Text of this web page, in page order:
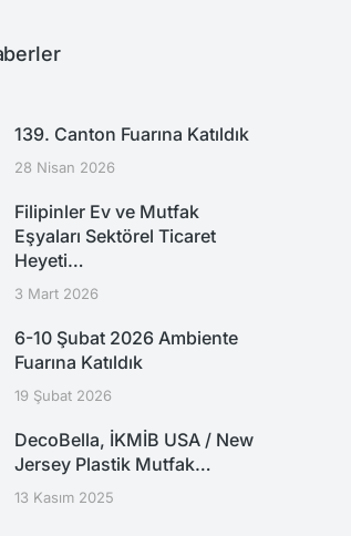
139. Canton Fuarına Katıldık
28 Nisan 2026
Filipinler Ev ve Mutfak
Eşyaları Sektörel Ticaret
Heyeti…
3 Mart 2026
6-10 Şubat 2026 Ambiente
Fuarına Katıldık
19 Şubat 2026
DecoBella, İKMİB USA / New
Jersey Plastik Mutfak…
13 Kasım 2025